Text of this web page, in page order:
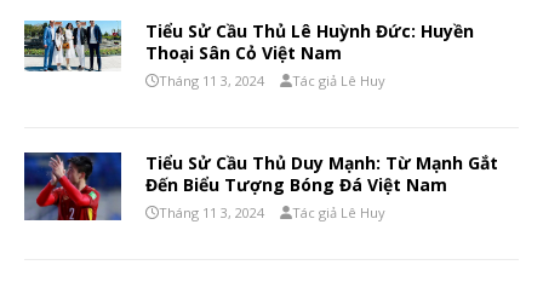
Tiểu Sử Cầu Thủ Lê Huỳnh Đức: Huyền
Thoại Sân Cỏ Việt Nam
Tháng 11 3, 2024 Tác giả Lê Huy
Tiểu Sử Cầu Thủ Duy Mạnh: Từ Mạnh Gắt
Đến Biểu Tượng Bóng Đá Việt Nam
Tháng 11 3, 2024 Tác giả Lê Huy